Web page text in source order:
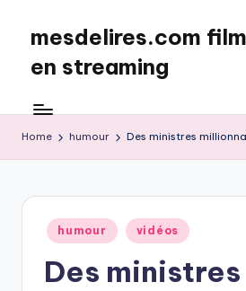
content
mesdelires.com
en streaming
:
film
et
complet
français
Home humour Des ministres
Posted
in
humour vidéos
Des ministres